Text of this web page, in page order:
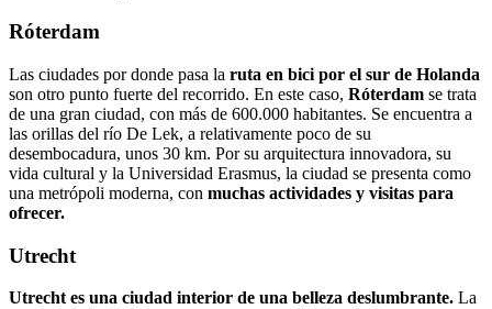
Róterdam
Las ciudades por donde pasa la ruta en bici por el sur de Holanda
son otro punto fuerte del recorrido. En este caso, Róterdam se trata
de una gran ciudad, con más de 600.000 habitantes. Se encuentra a
las orillas del río De Lek, a relativamente poco de su
desembocadura, unos 30 km. Por su arquitectura innovadora, su
vida cultural y la Universidad Erasmus, la ciudad se presenta como
una metrópoli moderna, con muchas actividades y visitas para
ofrecer.
Utrecht
Utrecht es una ciudad interior de una belleza deslumbrante. La